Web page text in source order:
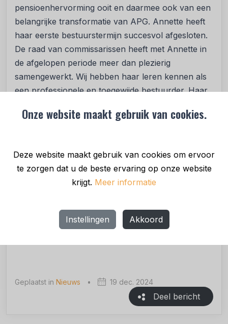
Onze website maakt gebruik van cookies.
Deze website maakt gebruik van cookies om ervoor
te zorgen dat u de beste ervaring op onze website
krijgt. Meer informatie
Instellingen Akkoord
pensioenhervorming ooit en daarmee ook van een
belangrijke transformatie van APG. Annette heeft
haar eerste bestuurstermijn succesvol afgesloten.
De raad van commissarissen heeft met Annette in
de afgelopen periode meer dan plezierig
samengewerkt. Wij hebben haar leren kennen als
een professionele en toegewijde bestuurder. Haar
financiën en strategie in combinatie met haar
met het vernieuwde pensioenstelsel een
belangrijke en uitdagende periode aan. De raad van
commissarissen is blij dat een ervaren en
aan het roer staat.”
Geplaatst in Nieuws • 19 dec. 2024
Deel bericht